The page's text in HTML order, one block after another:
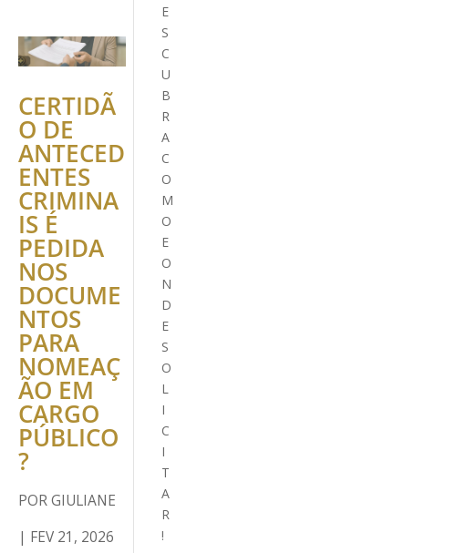
CERTIDÃ
O DE
ANTECED
ENTES
CRIMINA
IS É
PEDIDA
NOS
DOCUME
NTOS
PARA
NOMEAÇ
ÃO EM
CARGO
PÚBLICO
?
PORGIULIANE
| FEV 21, 2026
E
S
C
U
B
R
A
C
O
M
O
E
O
N
D
E
S
O
L
I
C
I
T
A
R
!